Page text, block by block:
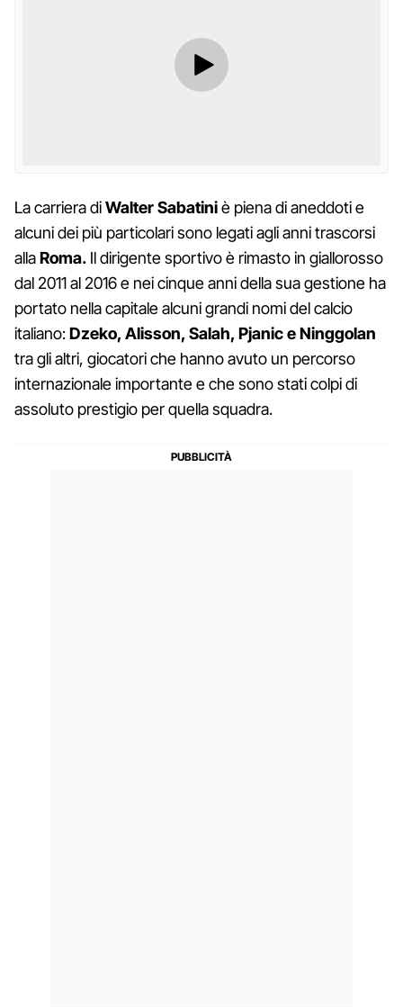
La carriera diWalter Sabatiniè piena di aneddoti e
alcuni dei più particolari sono legati agli anni trascorsi
allaRoma. Il dirigente sportivo è rimasto in giallorosso
dal 2011 al 2016 e nei cinque anni della sua gestione ha
portato nella capitale alcuni grandi nomi del calcio
italiano:Dzeko, Alisson, Salah, Pjanic e Ninggolan
tra gli altri, giocatori che hanno avuto un percorso
internazionale importante e che sono stati colpi di
assoluto prestigio per quella squadra.